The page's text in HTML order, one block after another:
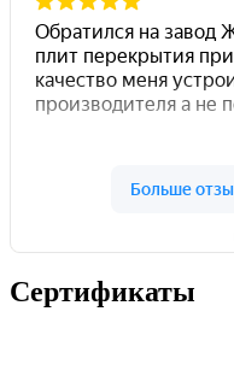
Сертификаты